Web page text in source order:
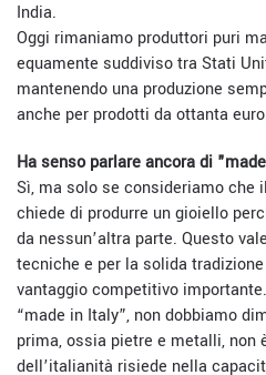
India.
Oggi rimaniamo produttori puri
equamente suddiviso tra Stati
mantenendo una produzione
anche per prodotti da ottanta
Ha senso parlare ancora di
Sì, ma solo se consideriamo che
chiede di produrre un gioiello
da nessun’altra parte. Questo
tecniche e per la solida
vantaggio competitivo
“made in Italy”, non dobbiamo
prima, ossia pietre e metalli, non
dell’italianità risiede nella